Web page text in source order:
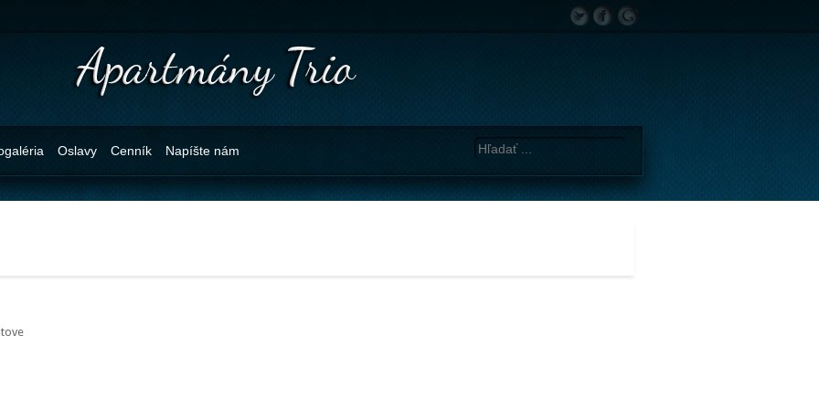
Oslavy Cenník Napíšte nám